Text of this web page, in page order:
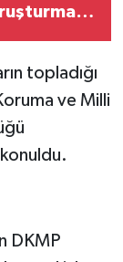
topladığı
ve Milli
DKMP